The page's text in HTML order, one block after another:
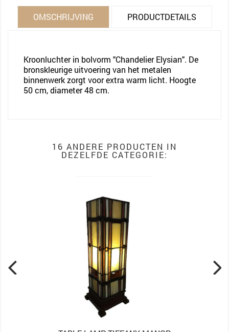
OMSCHRIJVING PRODUCTDETAILS
Kroonluchter in bolvorm "Chandelier Elysian". De
bronskleurige uitvoering van het metalen
binnenwerk zorgt voor extra warm licht. Hoogte
50 cm, diameter 48 cm.
16 ANDERE PRODUCTEN IN
DEZELFDE CATEGORIE: